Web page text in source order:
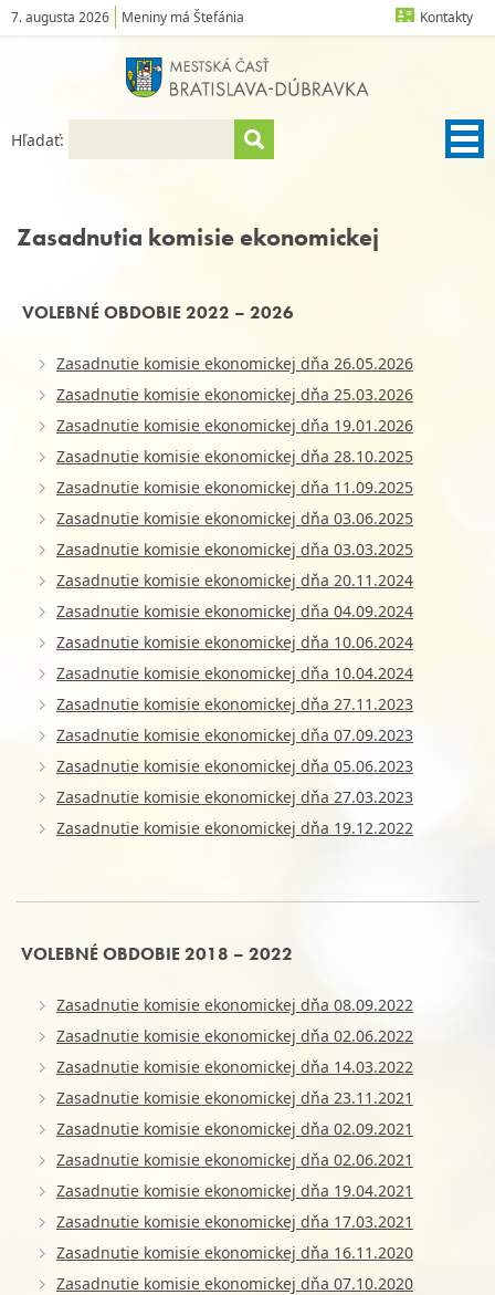
7. augusta 2026 Meniny má Štefánia Kontakty
Hľadať:
Zasadnutia komisie ekonomickej
VOLEBNÉ OBDOBIE 2022 – 2026
Zasadnutie komisie ekonomickej dňa 26.05.2026
Zasadnutie komisie ekonomickej dňa 25.03.2026
Zasadnutie komisie ekonomickej dňa 19.01.2026
Zasadnutie komisie ekonomickej dňa 28.10.2025
Zasadnutie komisie ekonomickej dňa 11.09.2025
Zasadnutie komisie ekonomickej dňa 03.06.2025
Zasadnutie komisie ekonomickej dňa 03.03.2025
Zasadnutie komisie ekonomickej dňa 20.11.2024
Zasadnutie komisie ekonomickej dňa 04.09.2024
Zasadnutie komisie ekonomickej dňa 10.06.2024
Zasadnutie komisie ekonomickej dňa 10.04.2024
Zasadnutie komisie ekonomickej dňa 27.11.2023
Zasadnutie komisie ekonomickej dňa 07.09.2023
Zasadnutie komisie ekonomickej dňa 05.06.2023
Zasadnutie komisie ekonomickej dňa 27.03.2023
Zasadnutie komisie ekonomickej dňa 19.12.2022
VOLEBNÉ OBDOBIE 2018 – 2022
Zasadnutie komisie ekonomickej dňa 08.09.2022
Zasadnutie komisie ekonomickej dňa 02.06.2022
Zasadnutie komisie ekonomickej dňa 14.03.2022
Zasadnutie komisie ekonomickej dňa 23.11.2021
Zasadnutie komisie ekonomickej dňa 02.09.2021
Zasadnutie komisie ekonomickej dňa 02.06.2021
Zasadnutie komisie ekonomickej dňa 19.04.2021
Zasadnutie komisie ekonomickej dňa 17.03.2021
Zasadnutie komisie ekonomickej dňa 16.11.2020
Zasadnutie komisie ekonomickej dňa 07.10.2020